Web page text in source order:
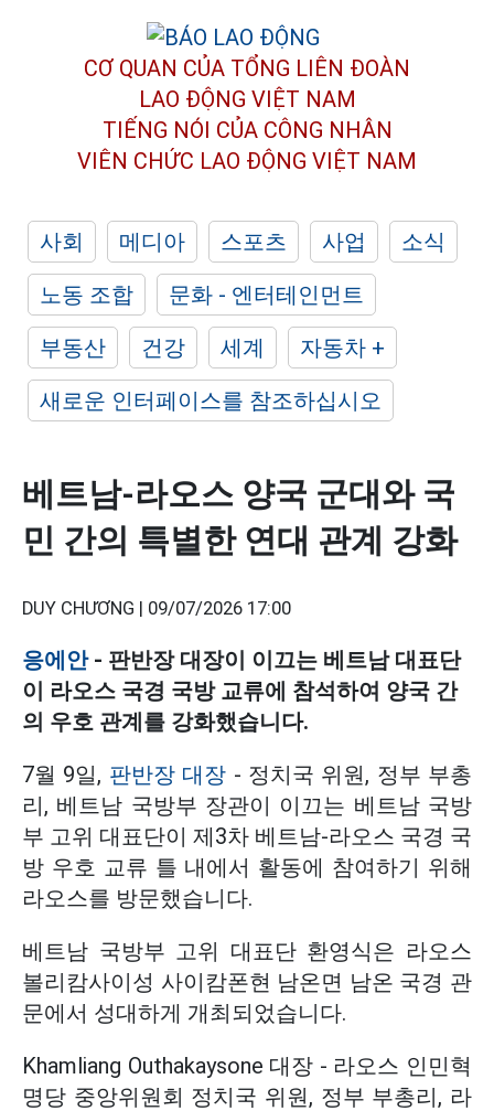
CƠ QUAN CỦA TỔNG LIÊN ĐOÀN
LAO ĐỘNG VIỆT NAM
TIẾNG NÓI CỦA CÔNG NHÂN
VIÊN CHỨC LAO ĐỘNG VIỆT NAM
사회 메디아 스포츠 사업
소식
노동 조합
문화 - 엔터테인먼트
부동산
건강 세계
자동차 +
새로운 인터페이스를 참조하십시오
베트남-라오스 양국 군대와 국
민 간의 특별한 연대 관계 강화
DUY CHƯƠNG | 09/07/2026 17:00
응에안- 판반장 대장이 이끄는 베트남 대표단
이 라오스 국경 국방 교류에 참석하여 양국 간
의 우호 관계를 강화했습니다.
7월 9일, 판반장 대장 - 정치국 위원, 정부 부총
리, 베트남 국방부 장관이 이끄는 베트남 국방
부 고위 대표단이 제3차 베트남-라오스 국경 국
방 우호 교류 틀 내에서 활동에 참여하기 위해
라오스를 방문했습니다.
베트남 국방부 고위 대표단 환영식은 라오스
볼리캄사이성 사이캄폰현 남온면 남온 국경 관
문에서 성대하게 개최되었습니다.
Khamliang Outhakaysone 대장 - 라오스 인민혁
명당 중앙위원회 정치국 위원, 정부 부총리, 라